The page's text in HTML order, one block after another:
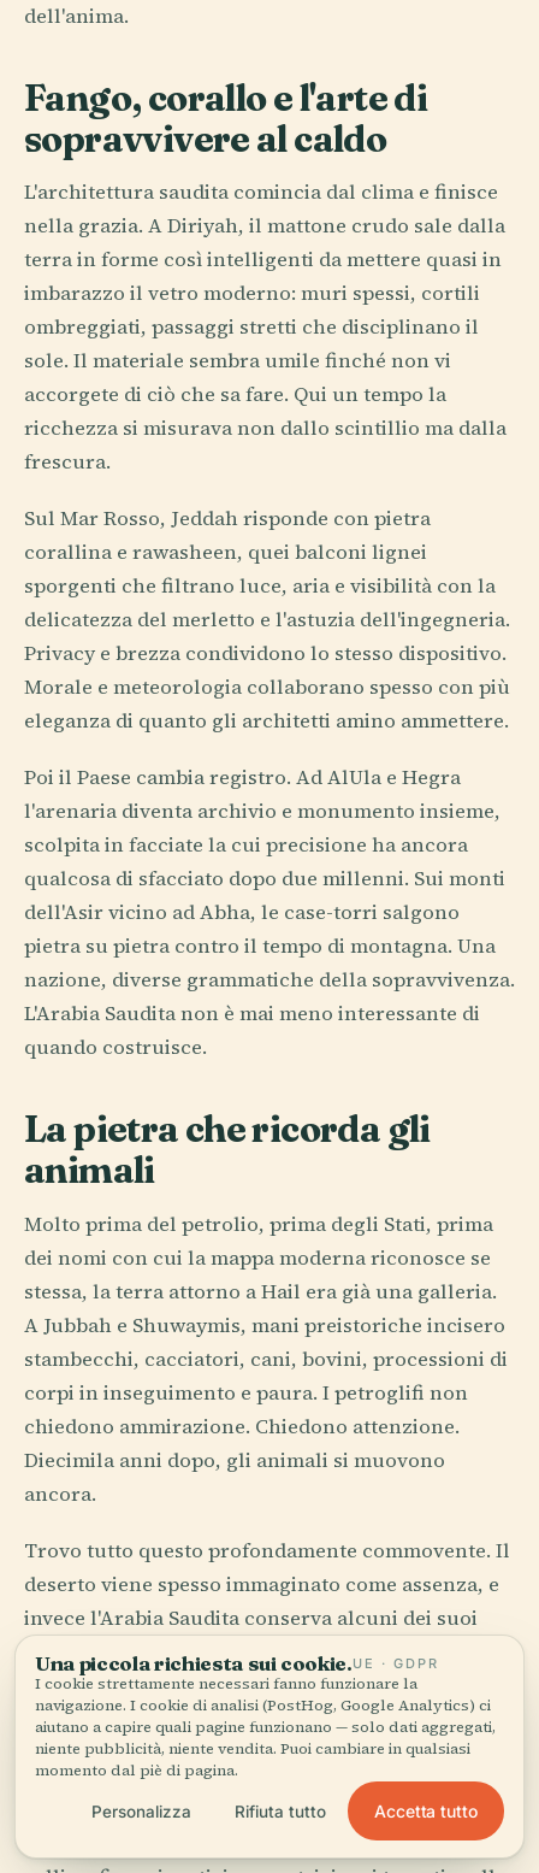
dell'anima.
Fango, corallo e l'arte di
sopravvivere al caldo
L'architettura saudita comincia dal clima e finisce
nella grazia. A Diriyah, il mattone crudo sale dalla
terra in forme così intelligenti da mettere quasi in
imbarazzo il vetro moderno: muri spessi, cortili
ombreggiati, passaggi stretti che disciplinano il
sole. Il materiale sembra umile finché non vi
accorgete di ciò che sa fare. Qui un tempo la
ricchezza si misurava non dallo scintillio ma dalla
frescura.
Sul Mar Rosso, Jeddah risponde con pietra
corallina e rawasheen, quei balconi lignei
sporgenti che filtrano luce, aria e visibilità con la
delicatezza del merletto e l'astuzia dell'ingegneria.
Privacy e brezza condividono lo stesso dispositivo.
Morale e meteorologia collaborano spesso con più
eleganza di quanto gli architetti amino ammettere.
Poi il Paese cambia registro. Ad AlUla e Hegra
l'arenaria diventa archivio e monumento insieme,
scolpita in facciate la cui precisione ha ancora
qualcosa di sfacciato dopo due millenni. Sui monti
dell'Asir vicino ad Abha, le case-torri salgono
pietra su pietra contro il tempo di montagna. Una
nazione, diverse grammatiche della sopravvivenza.
L'Arabia Saudita non è mai meno interessante di
quando costruisce.
La pietra che ricorda gli
animali
Molto prima del petrolio, prima degli Stati, prima
dei nomi con cui la mappa moderna riconosce se
stessa, la terra attorno a Hail era già una galleria.
A Jubbah e Shuwaymis, mani preistoriche incisero
stambecchi, cacciatori, cani, bovini, processioni di
corpi in inseguimento e paura. I petroglifi non
chiedono ammirazione. Chiedono attenzione.
Diecimila anni dopo, gli animali si muovono
ancora.
Trovo tutto questo profondamente commovente. Il
deserto viene spesso immaginato come assenza, e
invece l'Arabia Saudita conserva alcuni dei suoi
ricordi più antichi su rocce tanto esposte che la
luce del sole diventa parte del processo di
conservazione. L'artista scompare, il basalto resta,
e l'immagine sopravvive alla biografia. Alla
letteratura capita di rado questo privilegio.
L'istinto visivo non è sparito. È migrato nella
Una piccola richiesta sui cookie.UE · GDPR
I cookie strettamente necessari fanno funzionare la
navigazione. I cookie di analisi (PostHog, Google Analytics) ci
aiutano a capire quali pagine funzionano — solo dati aggregati,
niente pubblicità, niente vendita. Puoi cambiare in qualsiasi
momento dal piè di pagina.
Personalizza Rifiuta tutto Accetta tutto